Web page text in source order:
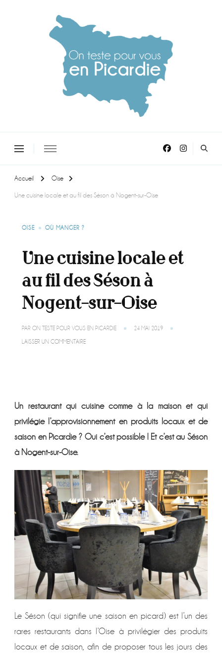
Accueil Oise
Une cuisine locale et au fil des Séson à Nogent-sur-Oise
OISE OÙ MANGER ?
Une cuisine locale et
au fil des Séson à
Nogent-sur-Oise
PAR ON TESTE POUR VOUS EN PICARDIE 24 MAI 2019
LAISSER UN COMMENTAIRESUR
SÉSON
NOGENT-
SUR-
Un restaurant qui cuisine comme à la maison et qui
privilégie l’approvisionnement en produits locaux et de
saison en Picardie ? Oui c’est possible ! Et c’est au Séson
à Nogent-sur-Oise.
Le Séson (qui signifie une saison en picard) est l’un des
rares restaurants dans l’Oise à privilégier des produits
locaux et de saison, afin de proposer tous les jours des